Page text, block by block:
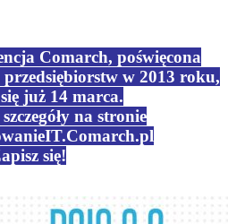
Comarch, poświęcona
w 2013 roku,
już 14 marca.
na stronie
się!